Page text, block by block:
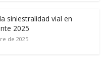
siniestralidad vial en
2025
de 2025